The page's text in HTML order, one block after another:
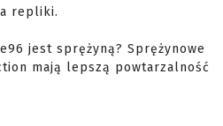
repliki.
jest sprężyną? Sprężynowe
mają lepszą powtarzalność